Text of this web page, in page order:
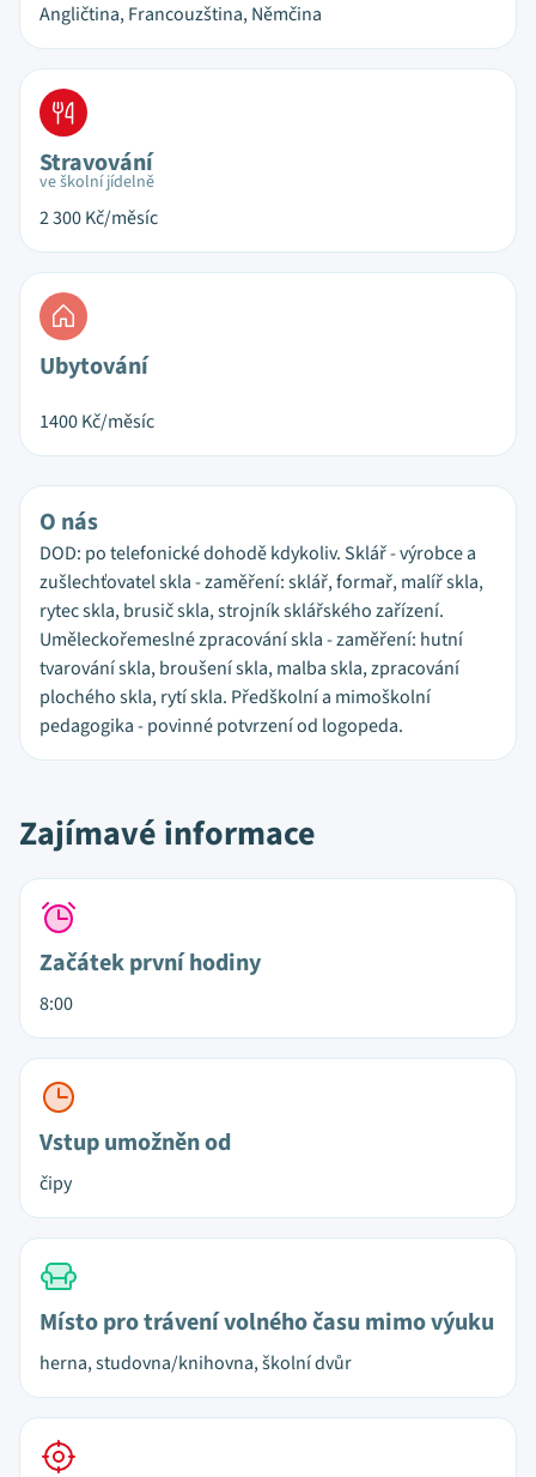
Angličtina, Francouzština, Němčina
Stravování
ve školní jídelně
2 300Kč/měsíc
Ubytování
1400Kč/měsíc
O nás
DOD: po telefonické dohodě kdykoliv. Sklář - výrobce a
zušlechťovatel skla - zaměření: sklář, formař, malíř skla,
rytec skla, brusič skla, strojník sklářského zařízení.
Uměleckořemeslné zpracování skla - zaměření: hutní
tvarování skla, broušení skla, malba skla, zpracování
plochého skla, rytí skla. Předškolní a mimoškolní
pedagogika - povinné potvrzení od logopeda.
Zajímavé informace
Začátek první hodiny
8:00
Vstup umožněn od
čipy
Místo pro trávení volného času mimo výuku
herna, studovna/knihovna, školní dvůr